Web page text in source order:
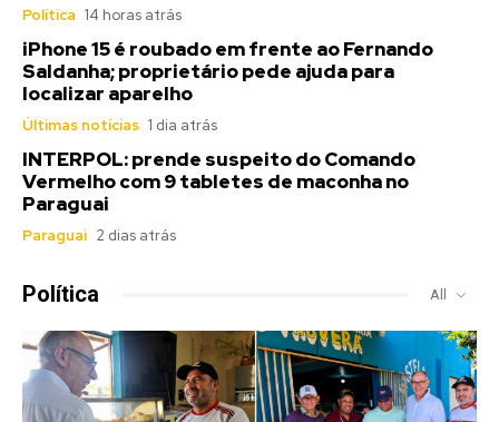
Política 14 horas atrás
iPhone 15 é roubado em frente ao Fernando
Saldanha; proprietário pede ajuda para
localizar aparelho
Últimas notícias 1 dia atrás
INTERPOL: prende suspeito do Comando
Vermelho com 9 tabletes de maconha no
Paraguai
Paraguai 2 dias atrás
Política All